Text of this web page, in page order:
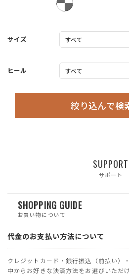
サイズ
ヒール
絞り込んで検
SUPPORT
サポート
SHOPPING GUIDE
お買い物について
代金のお支払い方法について
クレジットカード・銀行振込（前払い）
中からお好きな決済方法をお選びいただけ